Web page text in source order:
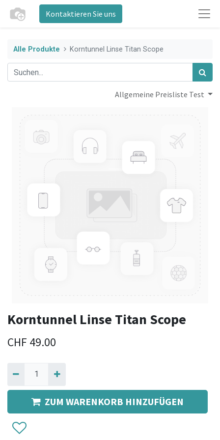
Kontaktieren Sie uns
Alle Produkte Korntunnel Linse Titan Scope
Allgemeine Preisliste Test
Korntunnel Linse Titan Scope
CHF 49.00
ZUM WARENKORB HINZUFÜGEN